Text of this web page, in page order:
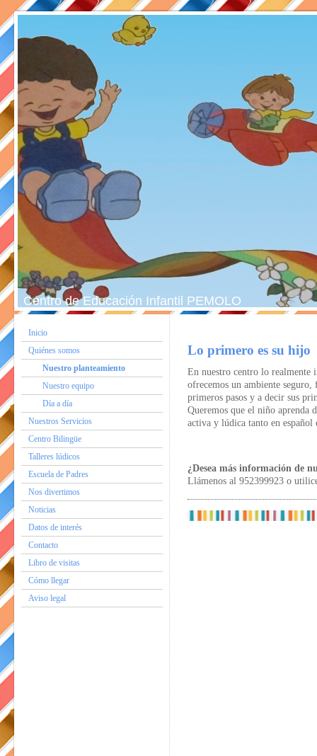
Centro de Educación Infantil PEMOLO
Inicio
Quiénes somos
Nuestro planteamiento
Nuestro equipo
Día a día
Nuestros Servicios
Centro Bilingüe
Talleres lúdicos
Escuela de Padres
Nos divertimos
Noticias
Datos de interés
Contacto
Libro de visitas
Cómo llegar
Aviso legal
Lo primero es su hijo
En nuestro centro lo realmente
ofrecemos un ambiente
primeros pasos y a decir sus
Queremos que el niño aprenda
activa y lúdica tanto en español
¿Desea más información de
Llámenos al 952399923 o